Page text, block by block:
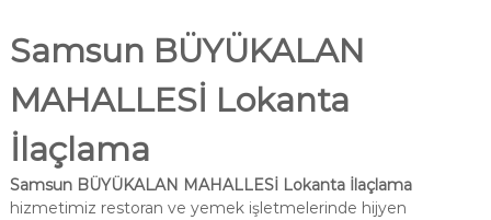
Samsun BÜYÜKALAN
MAHALLESİ Lokanta
İlaçlama
Samsun BÜYÜKALAN MAHALLESİ Lokanta İlaçlama
hizmetimiz restoran ve yemek işletmelerinde hijyen